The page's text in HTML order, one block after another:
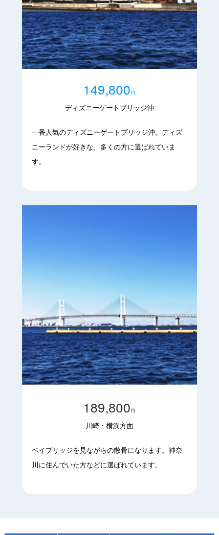
149,800円
ディズニーゲートブリッジ沖
一番人気のディズニーゲートブリッジ沖。ディズ
ニーランドが好きな、多くの方に選ばれていま
す。
189,800円
川崎・横浜方面
ベイブリッジを見ながらの散骨になります。神奈
川に住んでいた方などに選ばれています。